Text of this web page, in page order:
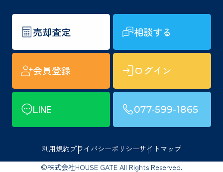
売却査定 相談する
会員登録 ログイン
LINE 077-599-1865
利用規約プライバシーポリシーサイトマップ
©株式会社HOUSE GATE All Rights Reserved.